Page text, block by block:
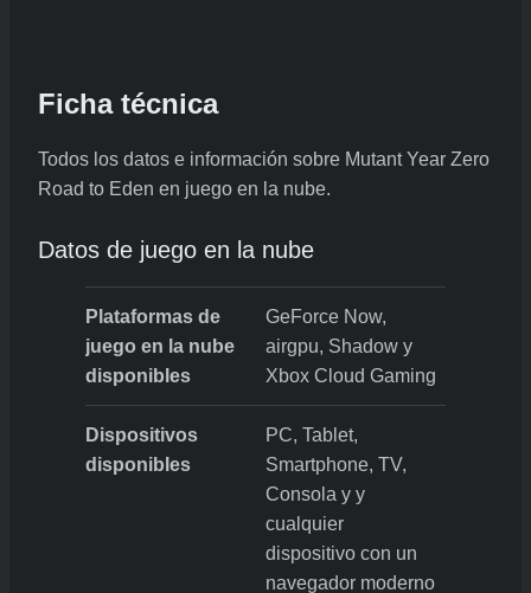
Ficha técnica
Todos los datos e información sobre Mutant Year Zero
Road to Eden en juego en la nube.
Datos de juego en la nube
Plataformas de
juego en la nube
disponibles
GeForce Now,
airgpu, Shadow y
Xbox Cloud Gaming
Dispositivos
disponibles
PC, Tablet,
Smartphone, TV,
Consola y y
cualquier
dispositivo con un
navegador moderno